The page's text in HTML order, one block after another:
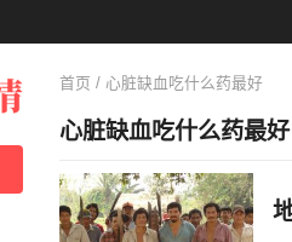
首页 / 心脏缺血吃什么药最好
心脏缺血吃什么药最好